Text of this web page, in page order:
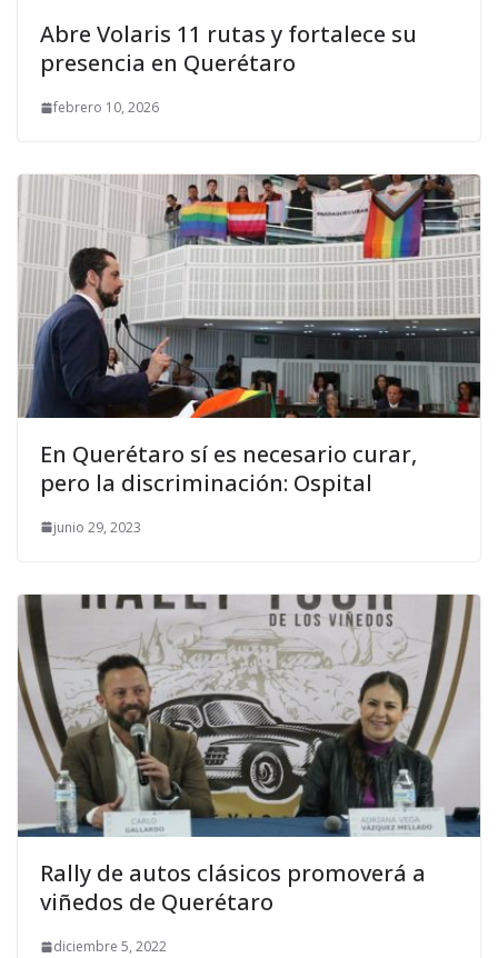
Abre Volaris 11 rutas y fortalece su
presencia en Querétaro
febrero 10, 2026
En Querétaro sí es necesario curar,
pero la discriminación: Ospital
junio 29, 2023
Rally de autos clásicos promoverá a
viñedos de Querétaro
diciembre 5, 2022